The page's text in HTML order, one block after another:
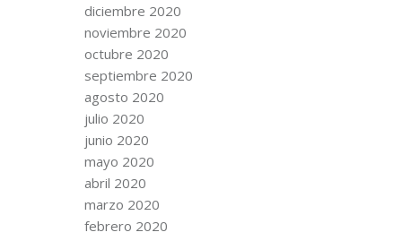
diciembre 2020
noviembre 2020
octubre 2020
septiembre 2020
agosto 2020
julio 2020
junio 2020
mayo 2020
abril 2020
marzo 2020
febrero 2020